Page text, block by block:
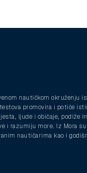
nautičkom okruženju
promovira i potiče
ljude i običaje, podiže
i razumiju more. Iz Mora
nautičarima kao i